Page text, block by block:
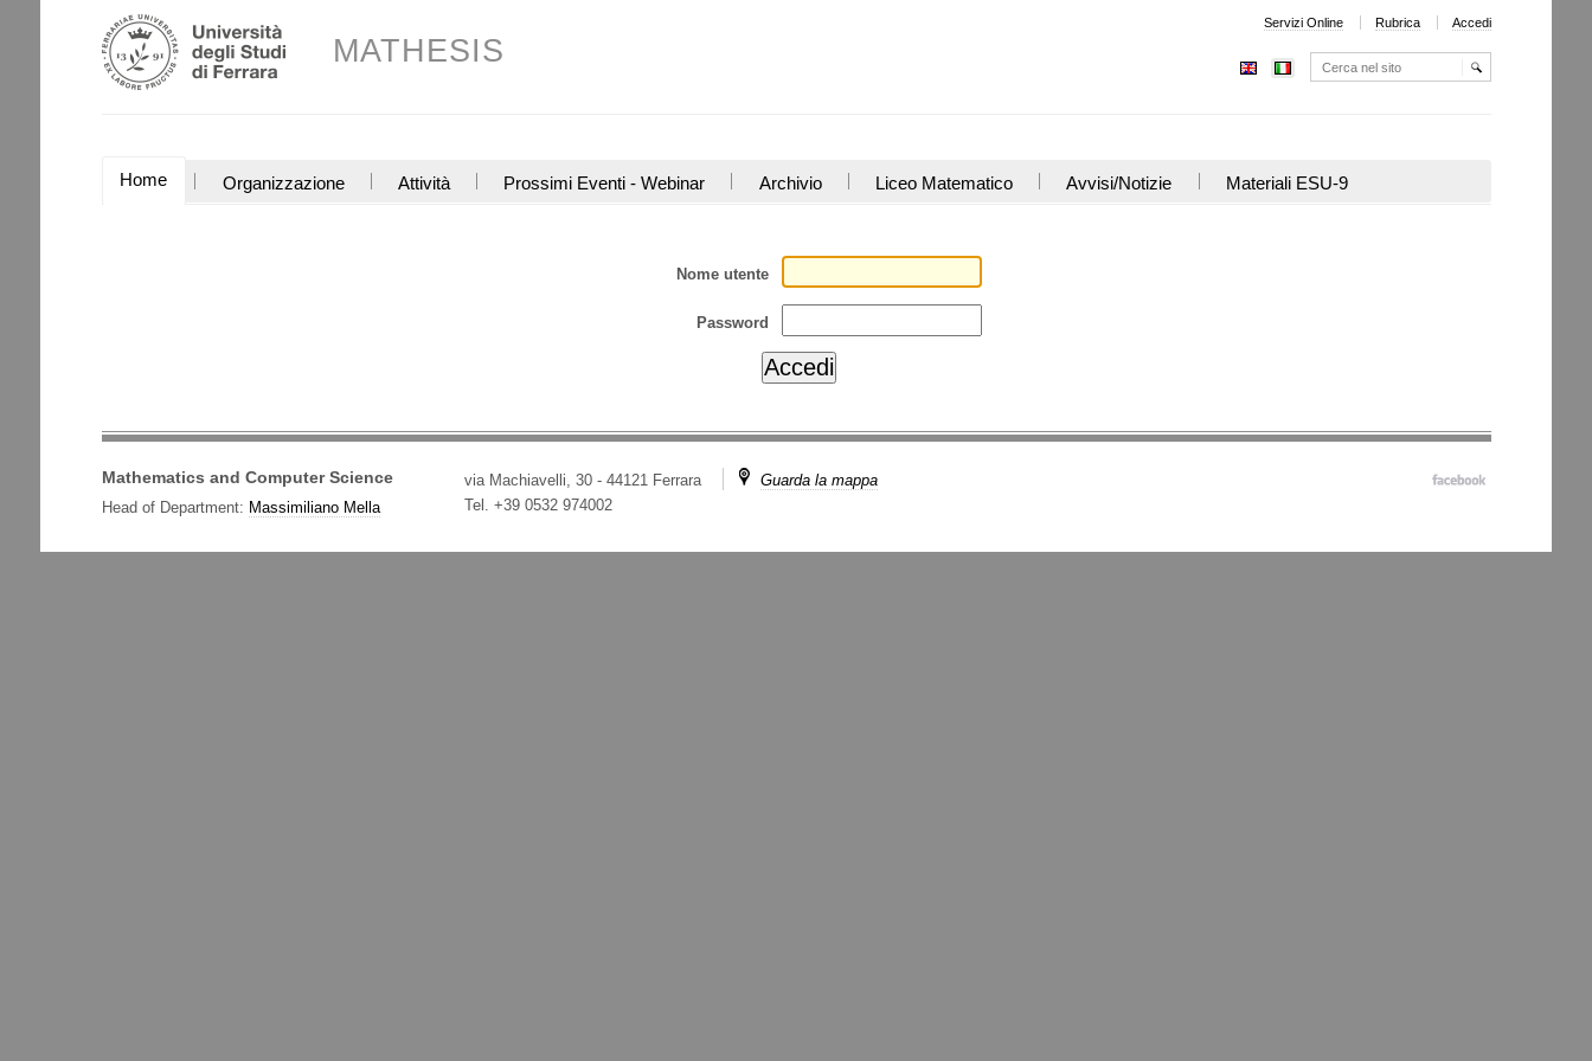
Salta
ai
contenuti.
Strumenti
personali
MATHESIS
Servizi Online Rubrica Accedi
Cerca nel sito
SEZIONI
Home Organizzazione Attività Prossimi Eventi - Webinar Archivio Liceo Matematico Avvisi/Notizie Materiali ESU-9
Nome utente
Password
Mathematics and Computer Science
Head of Department: Massimiliano Mella
via Machiavelli, 30 - 44121 Ferrara
Guarda la mappa
Tel. +39 0532 974002